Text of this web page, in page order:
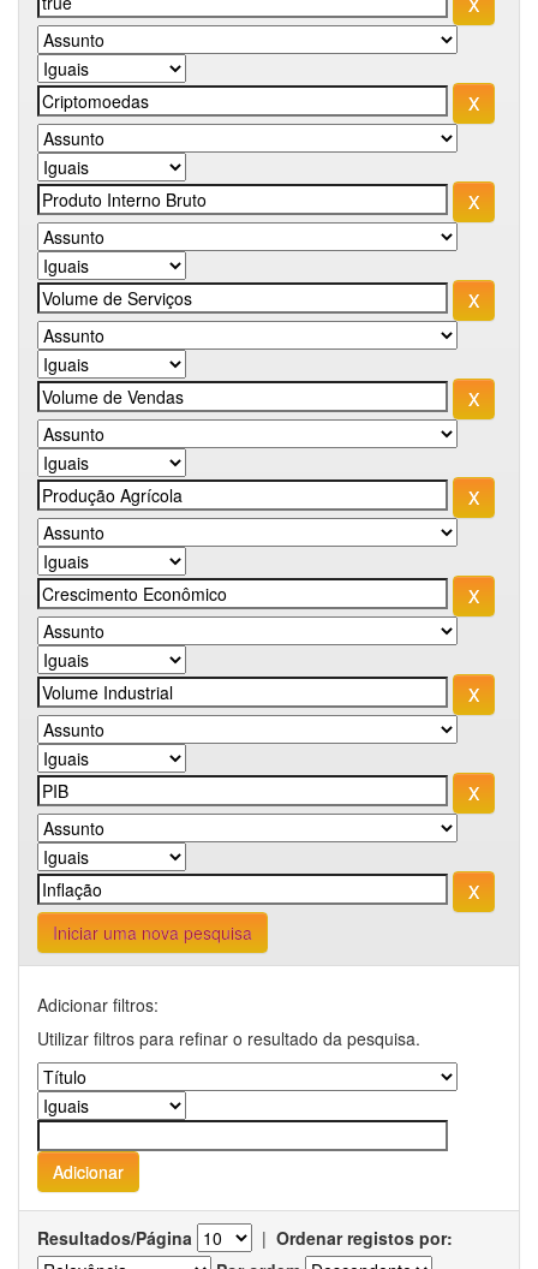
Iniciar uma nova pesquisa
Adicionar filtros:
Utilizar filtros para refinar o resultado da pesquisa.
Resultados/Página | Ordenar registos por: